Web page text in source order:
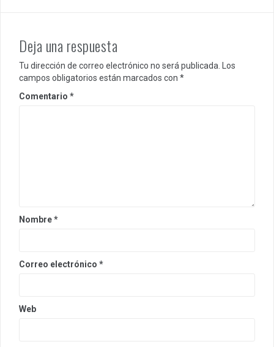
Deja una respuesta
Tu dirección de correo electrónico no será publicada.
Los
campos obligatorios están marcados con *
Comentario *
Nombre*
Correo electrónico *
Web